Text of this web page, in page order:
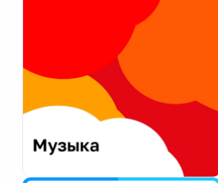
Екатеринбург
Калининград
Калуга